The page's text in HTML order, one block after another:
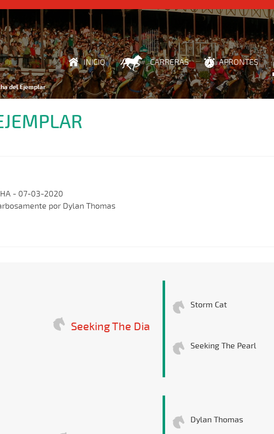
INICIO CARRERAS APRONTES
del Ejemplar
HA - 07-03-2020
por Dylan Thomas
Seeking The Dia
Storm Cat
Seeking The Pearl
Dylan Thomas